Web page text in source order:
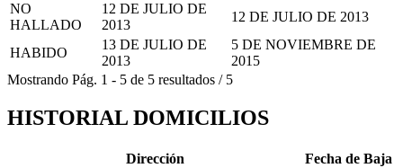
NO
HALLADO
12 DE JULIO DE
2013
12 DE JULIO DE 2013
HABIDO
13 DE JULIO DE
2013
5 DE NOVIEMBRE DE
2015
Mostrando Pág. 1 - 5 de 5 resultados / 5
HISTORIAL DOMICILIOS
Dirección
Fecha de Baja